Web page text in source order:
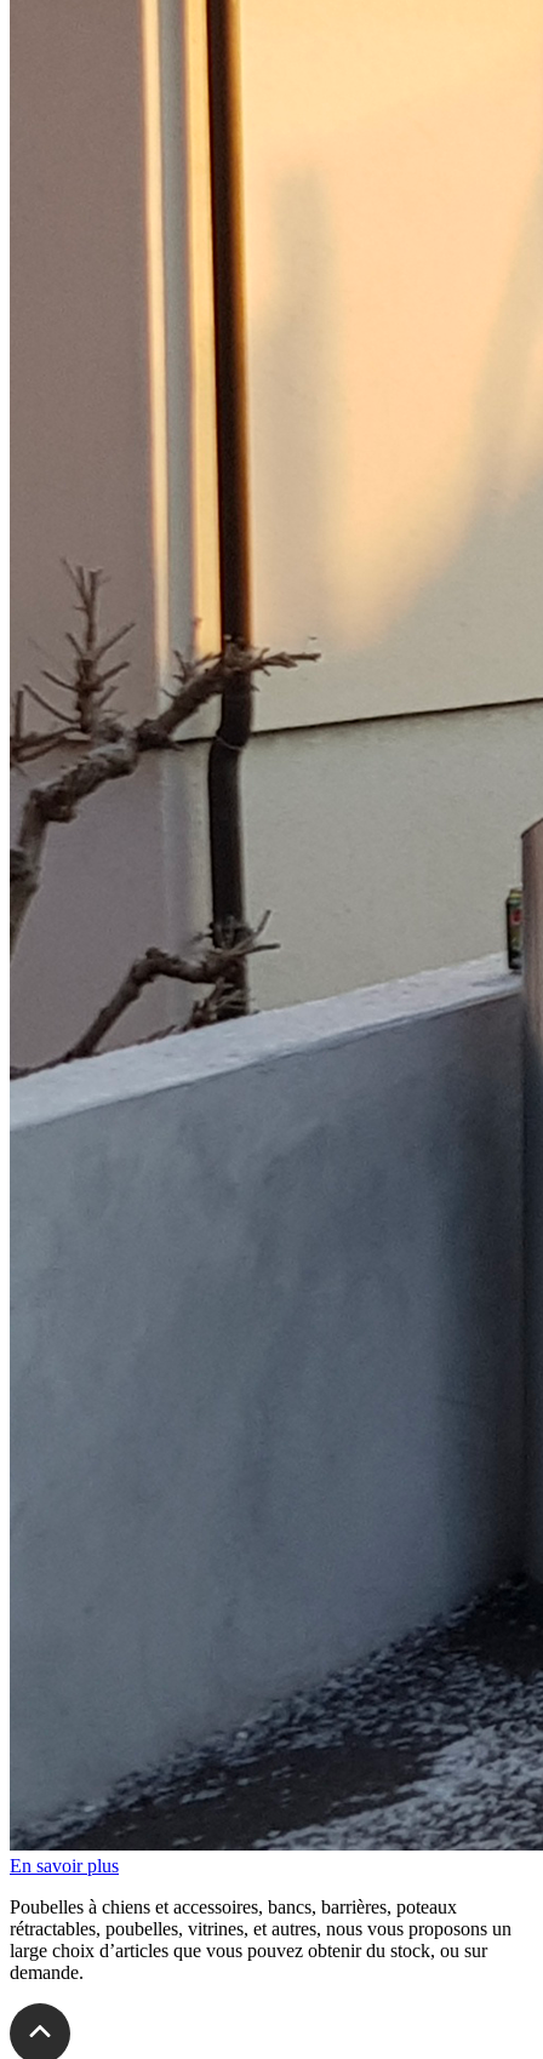
En savoir plus
Poubelles à chiens et accessoires, bancs, barrières, poteaux
rétractables, poubelles, vitrines, et autres, nous vous proposons un
large choix d’articles que vous pouvez obtenir du stock, ou sur
demande.